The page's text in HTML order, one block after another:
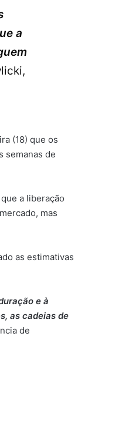
a
(18) que os
semanas de
a liberação
mas
as estimativas
e à
as cadeias de
de